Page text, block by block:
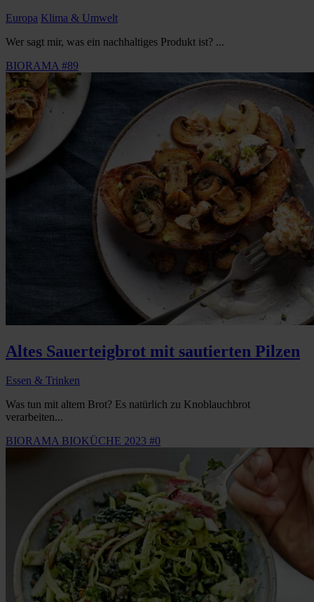
Europa Klima & Umwelt
Wer sagt mir, was ein nachhaltiges Produkt ist? ...
BIORAMA #89
Altes Sauerteigbrot mit sautierten Pilzen
Essen & Trinken
Was tun mit altem Brot? Es natürlich zu Knoblauchbrot
verarbeiten...
BIORAMA BIOKÜCHE 2023 #0